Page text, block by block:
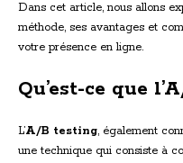
Dans cet article, nous allons
méthode, ses avantages et
votre présence en ligne.
Qu’est-ce que
L’A/B testing, également
une technique qui consiste à